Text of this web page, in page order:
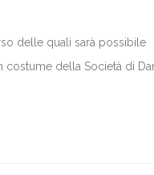
delle quali sarà possibile
costume della Società di